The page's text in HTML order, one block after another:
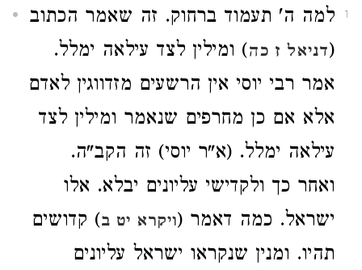
1
למה ה' תעמוד ברחוק. זה שאמר הכתוב
(דניאל ז כה) ומילין לצד עילאה ימלל.
אמר רבי יוסי אין הרשעים מזדווגין לאדם
אלא אם כן מחרפים שנאמר ומילין לצד
עילאה ימלל. (א"ר יוסי) זה הקב"ה.
ואחר כך ולקדישי עליונים יבלא. אלו
ישראל. כמה דאמר (ויקרא יט ב) קדושים
תהיו. ומנין שנקראו ישראל עליונים